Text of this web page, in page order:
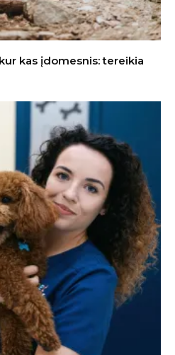
kas įdomesnis: tereikia